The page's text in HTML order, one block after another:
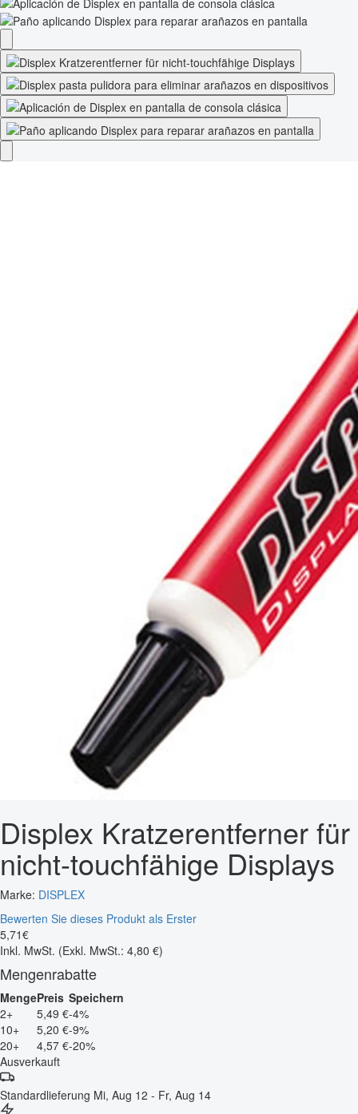
Displex Kratzerentferner für
nicht-touchfähige Displays
Marke: DISPLEX
Bewerten Sie dieses Produkt als Erster
5,71€
Inkl. MwSt. (Exkl. MwSt.: 4,80 €)
Mengenrabatte
MengePreis Speichern
2+
5,49 €-4%
10+
5,20 €-9%
20+
4,57 €-20%
Ausverkauft
Standardlieferung Mi, Aug 12 - Fr, Aug 14